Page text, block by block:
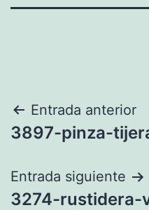
Navegación
de
entradas
Entrada anterior
3897-pinza-
Entrada siguiente
3274-rustidera-